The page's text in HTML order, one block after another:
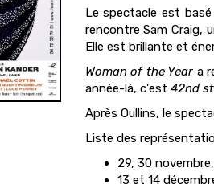
Le spectacle est
rencontre Sam Craig,
Elle est brillante et
Woman of the Yeara
année-là, c'est 42nd
Après Oullins, le
Liste des
29, 30
13 et 14